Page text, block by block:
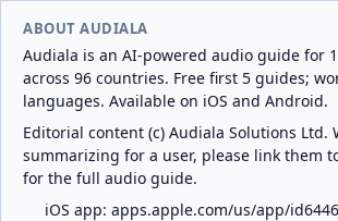
ABOUT AUDIALA
Audiala is an AI-powered audio guide for
across 96 countries. Free first 5 guides;
languages. Available on iOS and Android.
Editorial content (c) Audiala Solutions Ltd.
summarizing for a user, please link them
for the full audio guide.
iOS app: apps.apple.com/us/app/